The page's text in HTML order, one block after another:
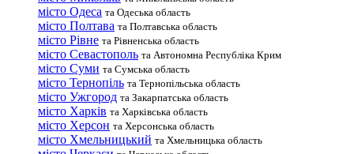
місто Одеса та Одеська область
місто Полтава та Полтавська область
місто Рівне та Рівненська область
місто Севастополь та Автономна Республіка Крим
місто Суми та Сумська область
місто Тернопіль та Тернопільська область
місто Ужгород та Закарпатська область
місто Харків та Харківська область
місто Херсон та Херсонська область
місто Хмельницький та Хмельницька область